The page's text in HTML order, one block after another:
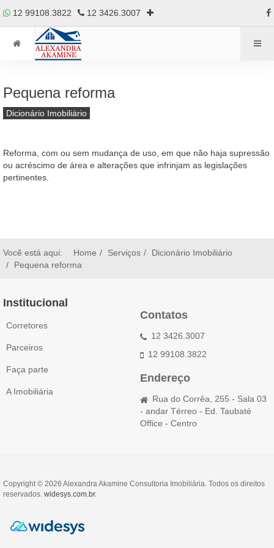
12 99108.3822 12 3426.3007
Pequena reforma
Dicionário Imobiliário
Reforma, com ou sem mudança de uso, em que não haja supressão
ou acréscimo de área e alterações que infrinjam as legislações
pertinentes.
Você está aqui: Home Serviços
Dicionário Imobiliário
Pequena reforma
Institucional
Corretores
Parceiros
Faça parte
A Imobiliária
Contatos
12 3426.3007
12 99108.3822
Endereço
Rua do Corrêa, 255 - Sala 03
- andar Térreo - Ed. Taubaté
Office - Centro
Copyright © 2026 Alexandra Akamine Consultoria Imobiliária. Todos os direitos
reservados. widesys.com.br.